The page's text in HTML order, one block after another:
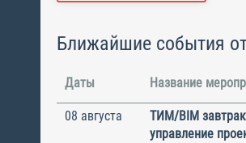
Ближайшие события
Даты Название
08 августа
ТИМ/BIM
управление